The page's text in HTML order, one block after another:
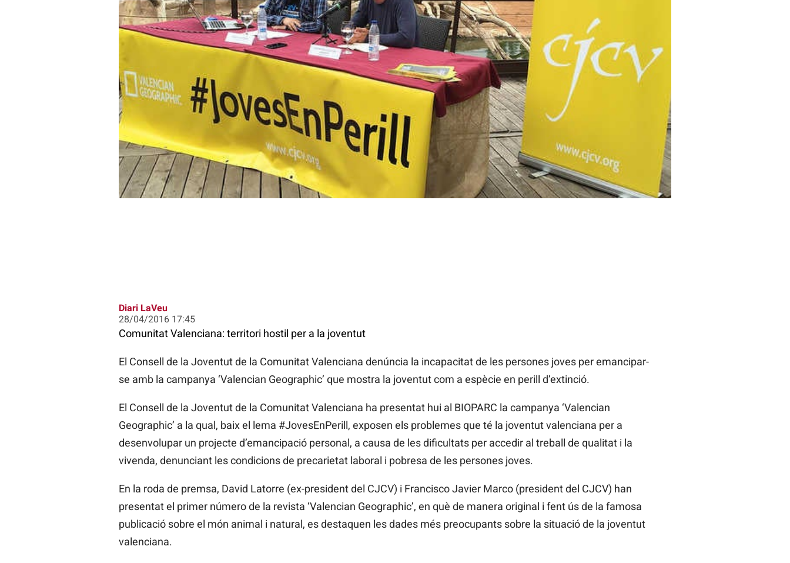
Diari LaVeu
28/04/2016 17:45
Comunitat Valenciana: territori hostil per a la joventut
El Consell de la Joventut de la Comunitat Valenciana denúncia la incapacitat de les persones joves per emancipar-
se amb la campanya ‘Valencian Geographic’ que mostra la joventut com a espècie en perill d’extinció.
El Consell de la Joventut de la Comunitat Valenciana ha presentat hui al BIOPARC la campanya ‘Valencian
Geographic’ a la qual, baix el lema #JovesEnPerill, exposen els problemes que té la joventut valenciana per a
desenvolupar un projecte d’emancipació personal, a causa de les dificultats per accedir al treball de qualitat i la
vivenda, denunciant les condicions de precarietat laboral i pobresa de les persones joves.
En la roda de premsa, David Latorre (ex-president del CJCV) i Francisco Javier Marco (president del CJCV) han
presentat el primer número de la revista ‘Valencian Geographic’, en què de manera original i fent ús de la famosa
publicació sobre el món animal i natural, es destaquen les dades més preocupants sobre la situació de la joventut
valenciana.